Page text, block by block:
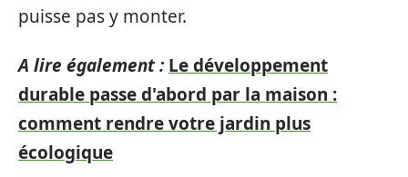
puisse pas y monter.
A lire également : Le développement
durable passe d'abord par la maison :
comment rendre votre jardin plus
écologique